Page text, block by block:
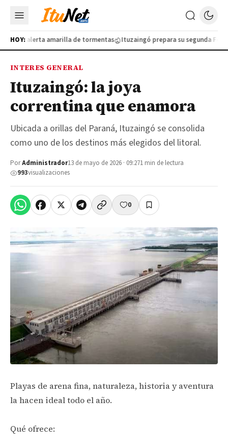
HOY:
por alerta amarilla de tormentas Ituzaingó prepara su segunda Feria
INTERES GENERAL
Ituzaingó: la joya
correntina que enamora
Ubicada a orillas del Paraná, Ituzaingó se consolida
como uno de los destinos más elegidos del litoral.
PorAdministrador13 de mayo de 2026 · 09:271 min de lectura
993visualizaciones
0
Playas de arena fina, naturaleza, historia y aventura
la hacen ideal todo el año.
Qué ofrece: